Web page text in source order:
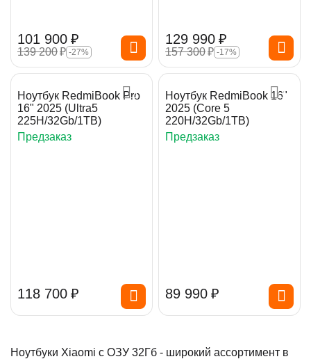
101 900 ₽
139 200₽ -27%
129 990 ₽
157 300₽ -17%
Ноутбук RedmiBook Pro
16" 2025 (Ultra5
225H/32Gb/1TB)
Предзаказ
118 700 ₽
Ноутбук RedmiBook 16"
2025 (Core 5
220H/32Gb/1TB)
Предзаказ
89 990 ₽
Ноутбуки Xiaomi с ОЗУ 32Гб - широкий ассортимент в